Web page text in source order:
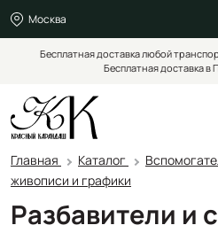
Москва
Бесплатная доставка любой
Бесплатная доставка в
Главная Каталог
живописи и графики
Разбавители и